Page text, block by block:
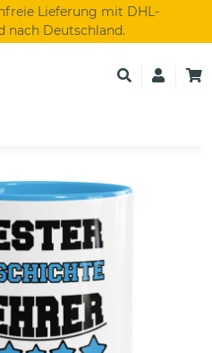
Lieferung mit DHL-
nach Deutschland.